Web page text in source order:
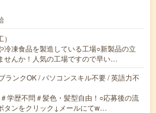
冷凍食品を製造している工場○新製品の立
せんか！人気の工場ですので早い…
ランクOK / パソコンスキル不要 / 英語力不
学歴不問＃髪色・髪型自由！○応募後の流
タンをクリック↓メールにてw…